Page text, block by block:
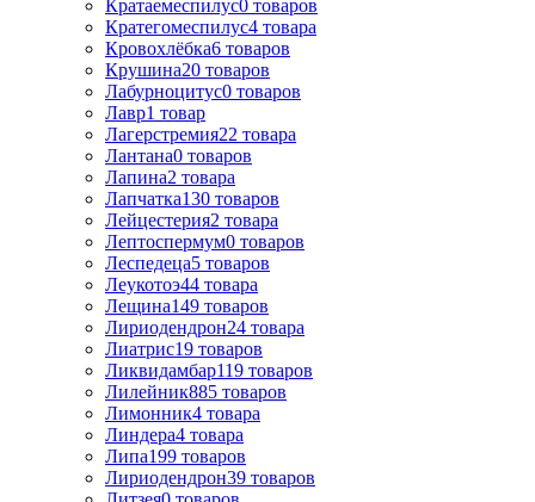
Кратаемеспилус0 товаров
Кратегомеспилус4 товара
Кровохлёбка6 товаров
Крушина20 товаров
Лабурноцитус0 товаров
Лавр1 товар
Лагерстремия22 товара
Лантана0 товаров
Лапина2 товара
Лапчатка130 товаров
Лейцестерия2 товара
Лептоспермум0 товаров
Леспедеца5 товаров
Леукотоэ44 товара
Лещина149 товаров
Лиpиодендpон24 товара
Лиатрис19 товаров
Ликвидамбар119 товаров
Лилейник885 товаров
Лимонник4 товара
Линдера4 товара
Липа199 товаров
Лириодендрон39 товаров